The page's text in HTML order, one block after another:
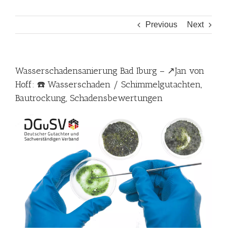
Previous Next
Wasserschadensanierung Bad Iburg – ↗️Jan von
Hoff: ☎️ Wasserschaden / Schimmelgutachten,
Bautrockung, Schadensbewertungen